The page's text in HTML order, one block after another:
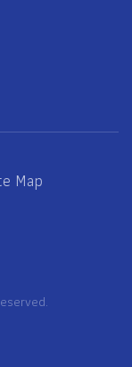
Map